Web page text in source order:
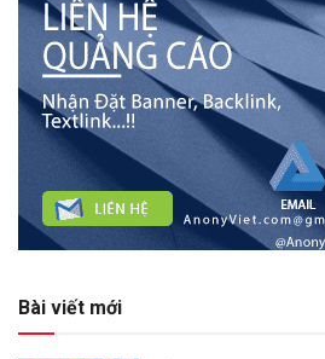
Bài viết mới